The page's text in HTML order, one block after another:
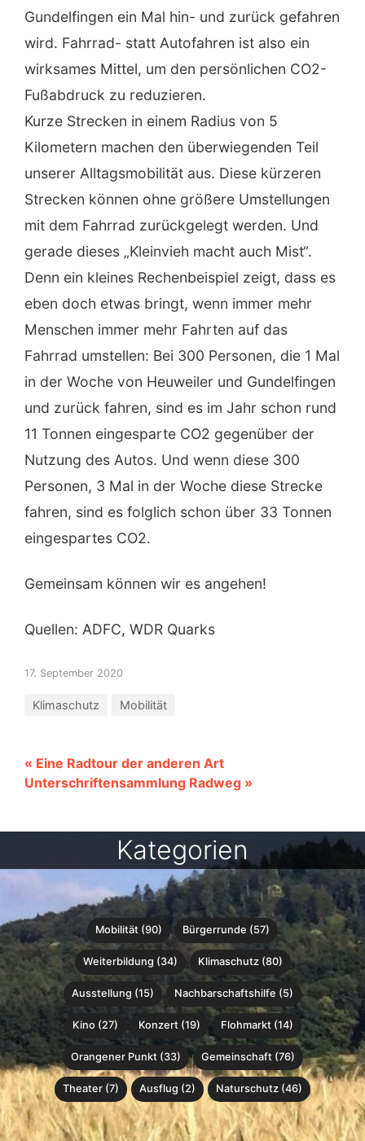
Gundelfingen ein Mal hin- und zurück gefahren
wird. Fahrrad- statt Autofahren ist also ein
wirksames Mittel, um den persönlichen CO2-
Fußabdruck zu reduzieren.
Kurze Strecken in einem Radius von 5
Kilometern machen den überwiegenden Teil
unserer Alltagsmobilität aus. Diese kürzeren
Strecken können ohne größere Umstellungen
mit dem Fahrrad zurückgelegt werden. Und
gerade dieses „Kleinvieh macht auch Mist“.
Denn ein kleines Rechenbeispiel zeigt, dass es
eben doch etwas bringt, wenn immer mehr
Menschen immer mehr Fahrten auf das
Fahrrad umstellen: Bei 300 Personen, die 1 Mal
in der Woche von Heuweiler und Gundelfingen
und zurück fahren, sind es im Jahr schon rund
11 Tonnen eingesparte CO2 gegenüber der
Nutzung des Autos. Und wenn diese 300
Personen, 3 Mal in der Woche diese Strecke
fahren, sind es folglich schon über 33 Tonnen
eingespartes CO2.
Gemeinsam können wir es angehen!
Quellen: ADFC, WDR Quarks
17. September 2020
Klimaschutz Mobilität
« Eine Radtour der anderen Art
Unterschriftensammlung Radweg »
Kategorien
Mobilität (90) Bürgerrunde (57)
Weiterbildung (34) Klimaschutz (80)
Ausstellung (15) Nachbarschaftshilfe (5)
Kino (27) Konzert (19) Flohmarkt (14)
Orangener Punkt (33) Gemeinschaft (76)
Theater (7) Ausflug (2) Naturschutz (46)